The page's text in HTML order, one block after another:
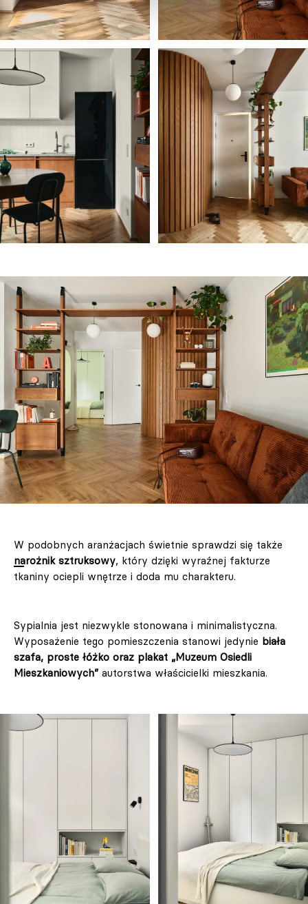
W podobnych aranżacjach świetnie sprawdzi się także
narożnik sztruksowy, który dzięki wyraźnej fakturze
tkaniny ociepli wnętrze i doda mu charakteru.
Sypialnia jest niezwykle stonowana i minimalistyczna.
Wyposażenie tego pomieszczenia stanowi jedynie biała
szafa, proste łóżko oraz plakat „Muzeum Osiedli
Mieszkaniowych” autorstwa właścicielki mieszkania.